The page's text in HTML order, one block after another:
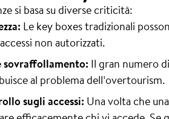
si basa su diverse criticità:
Le key boxes tradizionali
non autorizzati.
Il gran numero
al problema dell’overtourism.
sugli accessi: Una volta che